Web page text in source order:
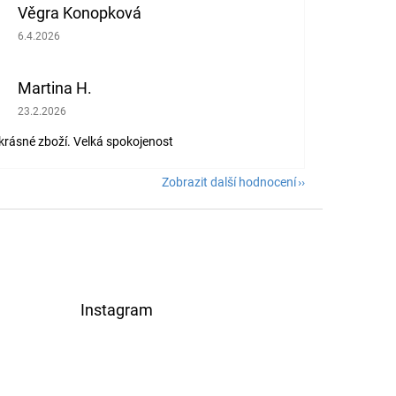
Věgra Konopková
Hodnocení obchodu je 5 z 5 hvězdiček.
6.4.2026
Martina H.
Hodnocení obchodu je 5 z 5 hvězdiček.
23.2.2026
zboží. Velká spokojenost
Zobrazit další hodnocení
Instagram